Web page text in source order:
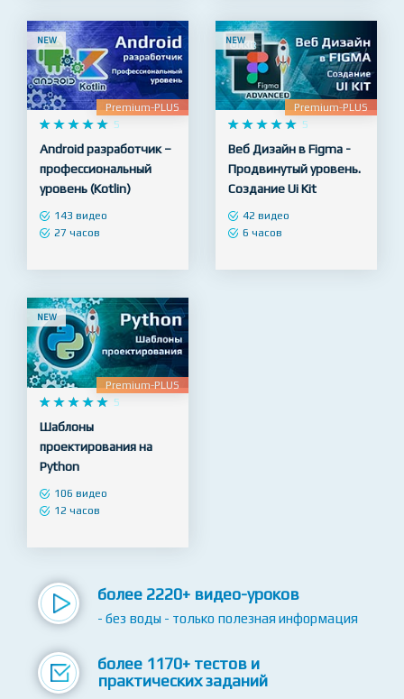
NEW
Premium-PLUS
    
     5
Android разработчик –
профессиональный
уровень (Kotlin)
NEW
Premium-PLUS
    
     5
Веб Дизайн в Figma -
Продвинутый уровень.
Создание Ui Kit
NEW
    
     5
Шаблоны
проектирования на
Python
- без воды - только полезная информация